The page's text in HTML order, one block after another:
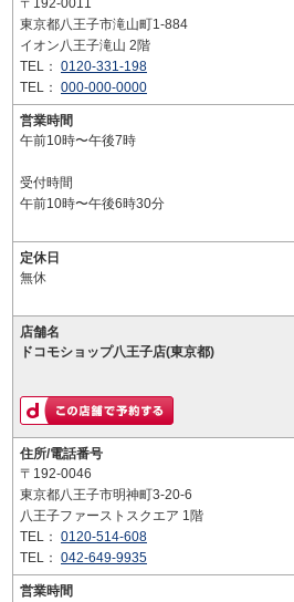
〒192-0011
東京都八王子市滝山町1-884
イオン八王子滝山 2階
TEL： 0120-331-198
TEL： 000-000-0000
営業時間
午前10時〜午後7時
受付時間
午前10時〜午後6時30分
定休日
無休
店舗名
ドコモショップ八王子店(東京都)
住所/電話番号
〒192-0046
東京都八王子市明神町3-20-6
八王子ファーストスクエア 1階
TEL： 0120-514-608
TEL： 042-649-9935
営業時間